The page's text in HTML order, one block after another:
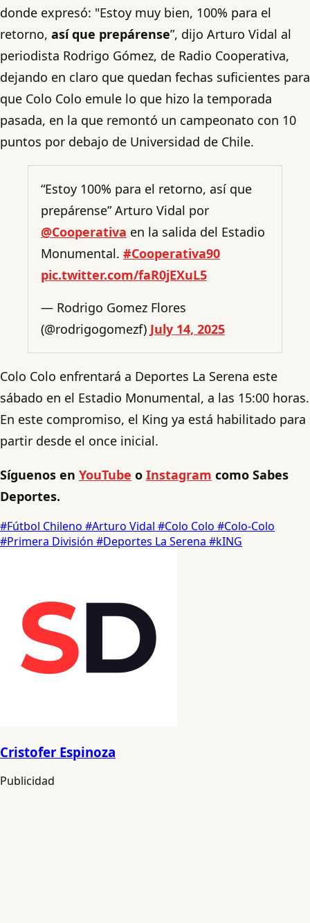
donde expresó: "Estoy muy bien, 100% para el
retorno, así que prepárense”, dijo Arturo Vidal al
periodista Rodrigo Gómez, de Radio Cooperativa,
dejando en claro que quedan fechas suficientes para
que Colo Colo emule lo que hizo la temporada
pasada, en la que remontó un campeonato con 10
puntos por debajo de Universidad de Chile.
“Estoy 100% para el retorno, así que
prepárense” Arturo Vidal por
@Cooperativa en la salida del Estadio
Monumental. #Cooperativa90
pic.twitter.com/faR0jEXuL5
— Rodrigo Gomez Flores
(@rodrigogomezf) July 14, 2025
Colo Colo enfrentará a Deportes La Serena este
sábado en el Estadio Monumental, a las 15:00 horas.
En este compromiso, el King ya está habilitado para
partir desde el once inicial.
Síguenos en YouTube o Instagram como Sabes
Deportes.
#Fútbol Chileno #Arturo Vidal #Colo Colo #Colo-Colo
#Primera División #Deportes La Serena #kING
Cristofer Espinoza
Publicidad